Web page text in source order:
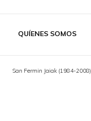
QUÍENES SOMOS
San Fermin Jaiak (1984-2008)